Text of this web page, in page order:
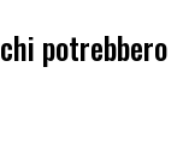
potrebbero